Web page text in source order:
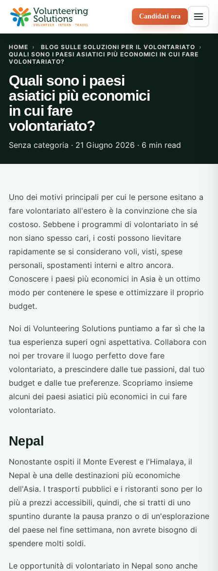
Candidati ora
HOME › BLOG SULLE SOLUZIONI PER IL VOLONTARIATO
›
QUALI SONO I PAESI ASIATICI PIÙ ECONOMICI IN CUI FARE
VOLONTARIATO?
Quali sono i paesi
asiatici più economici
in cui fare
volontariato?
Senza categoria · 21 Giugno 2026 · 6 min read
Uno dei motivi principali per cui le persone esitano a
fare volontariato all'estero è la convinzione che sia
costoso. Sebbene i programmi di volontariato in sé
non siano spesso cari, i costi possono lievitare
rapidamente se si considerano voli, visti, spese
personali, spostamenti interni e altro ancora.
Conoscere i paesi più economici in Asia è un ottimo
modo per contenere le spese e ottimizzare il proprio
budget.
Noi di Volunteering Solutions puntiamo a far sì che la
tua esperienza superi ogni aspettativa. Collabora con
noi per trovare il luogo perfetto dove fare
volontariato, a prescindere dalle tue passioni, dal tuo
budget e dalle tue preferenze. Scopriamo insieme
alcuni dei paesi asiatici più economici in cui fare
volontariato.
Nepal
Nonostante ospiti il Monte Everest e l'Himalaya, il
Nepal è una delle destinazioni più economiche
dell'Asia. I trasporti pubblici e i ristoranti sono per lo
più a prezzi accessibili, quindi, che si tratti di uno
spuntino durante la pausa pranzo o di un'esplorazione
del paese nel fine settimana, non avrete bisogno di
spendere molti soldi.
Le opportunità di volontariato in Nepal sono anche